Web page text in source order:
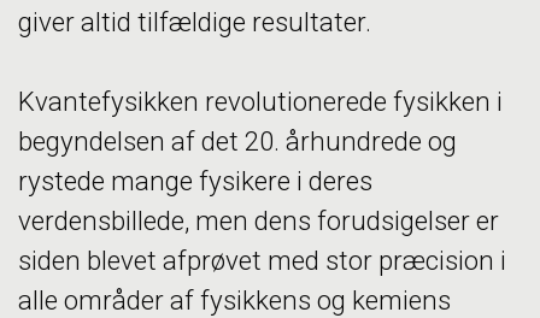
giver altid tilfældige resultater.
Kvantefysikken revolutionerede fysikken i
begyndelsen af det 20. århundrede og
rystede mange fysikere i deres
verdensbillede, men dens forudsigelser er
siden blevet afprøvet med stor præcision i
alle områder af fysikkens og kemiens